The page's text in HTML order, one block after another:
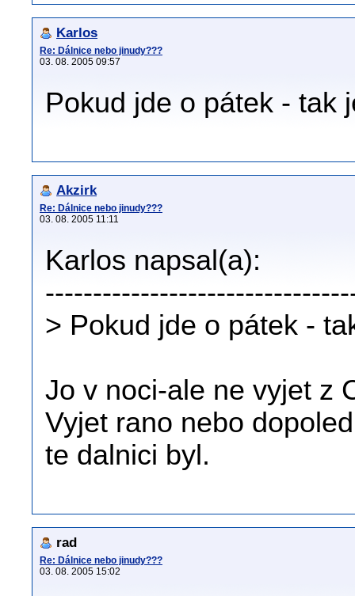
Karlos
Re: Dálnice nebo jinudy???
03. 08. 2005 09:57
Pokud jde o pátek - tak
Akzirk
Re: Dálnice nebo jinudy???
03. 08. 2005 11:11
Karlos napsal(a):
> Pokud jde o pátek -
Jo v noci-ale ne vyjet z
Vyjet rano nebo
te dalnici byl.
rad
Re: Dálnice nebo jinudy???
03. 08. 2005 15:02